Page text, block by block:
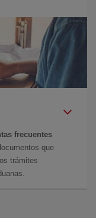
frecuentes
que
trámites